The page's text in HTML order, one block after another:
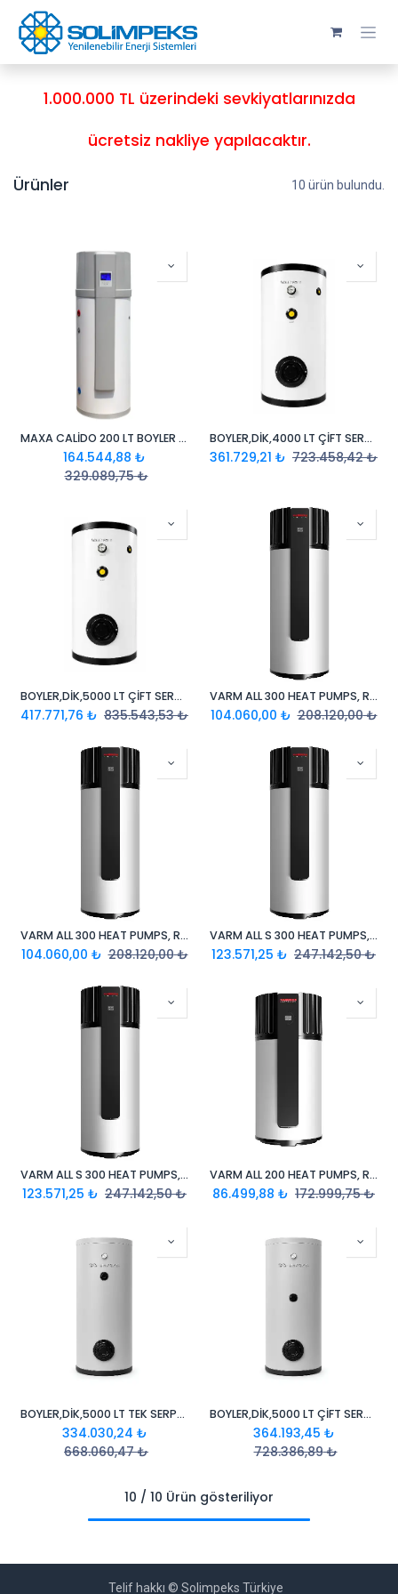
Skip to Content
1.000.000 TL üzerindeki sevkiyatlarınızda
ücretsiz nakliye yapılacaktır.
Ürünler 10 ürün bulundu.
MAXA CALİDO 200 LT BOYLER ISI POMPASI ( TI-3060 )
164.544,88 ₺
329.089,75₺
BOYLER,DİK,4000 LT ÇİFT SERPANTİNLİ,EMAYE İÇ YÜZEY
361.729,21 ₺ 723.458,42₺
BOYLER,DİK,5000 LT ÇİFT SERPANTİNLİ,EMAYE İÇ YÜZEY
417.771,76 ₺ 835.543,53₺
VARM ALL 300 HEAT PUMPS, R290
104.060,00 ₺ 208.120,00₺
VARM ALL 300 HEAT PUMPS, R134A, YENİ TİP
104.060,00 ₺ 208.120,00₺
VARM ALL S 300 HEAT PUMPS, R290
123.571,25 ₺ 247.142,50₺
VARM ALL S 300 HEAT PUMPS, R134A, YENİ TİP
123.571,25 ₺ 247.142,50₺
VARM ALL 200 HEAT PUMPS, R290A
86.499,88 ₺ 172.999,75₺
BOYLER,DİK,5000 LT TEK SERPANTİNLİ EMAYE BOYLER
334.030,24 ₺
668.060,47₺
BOYLER,DİK,5000 LT ÇİFT SERPANTİNLİ EMAYE BOYLER
364.193,45 ₺
728.386,89₺
10 / 10 Ürün gösteriliyor
Telif hakkı © Solimpeks Türkiye